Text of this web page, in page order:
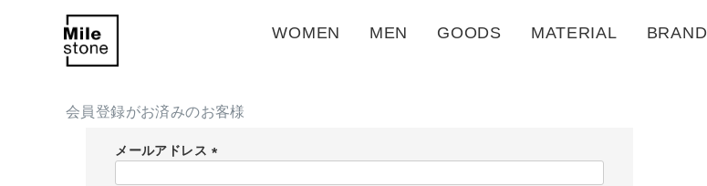
WOMEN MEN GOODS MATERIAL BRAND
会員登録がお済みのお客様
メールアドレス